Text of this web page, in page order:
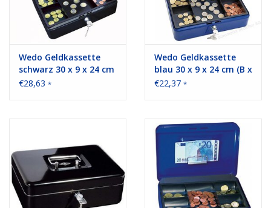
Wedo Geldkassette
schwarz 30 x 9 x 24 cm
(B x H x T)
€28,63 *
Wedo Geldkassette
blau 30 x 9 x 24 cm (B x
H x T)
€22,37 *